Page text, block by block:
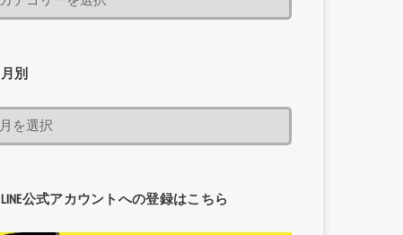
月別
LINE公式アカウントへの登録はこちら